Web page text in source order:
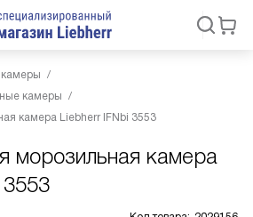
камеры
камера Liebherr IFNbi 3553
морозильная камера
3553